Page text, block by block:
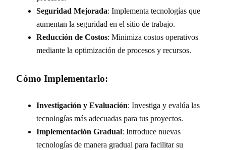
Seguridad Mejorada: Implementa tecnologías que
aumentan la seguridad en el sitio de trabajo.
Reducción de Costos: Minimiza costos operativos
mediante la optimización de procesos y recursos.
Cómo Implementarlo:
Investigación y Evaluación: Investiga y evalúa las
tecnologías más adecuadas para tus proyectos.
Implementación Gradual: Introduce nuevas
tecnologías de manera gradual para facilitar su